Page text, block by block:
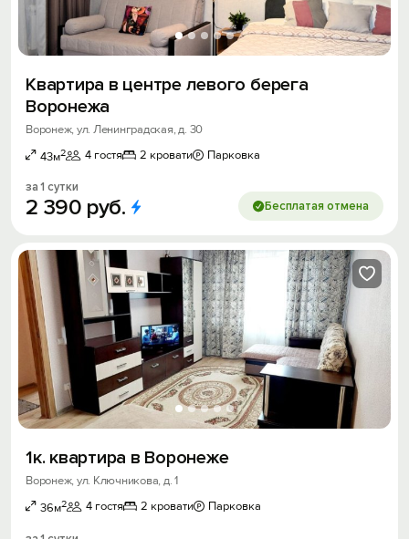
Квартира в центре левого берега
Воронежа
Воронеж, ул. Ленинградская, д. 30
43м2 4 гостя 2 кровати Парковка
за 1 сутки
2 390 руб. Бесплатая отмена
1к. квартира в Воронеже
Воронеж, ул. Ключникова, д. 1
36м2 4 гостя 2 кровати Парковка